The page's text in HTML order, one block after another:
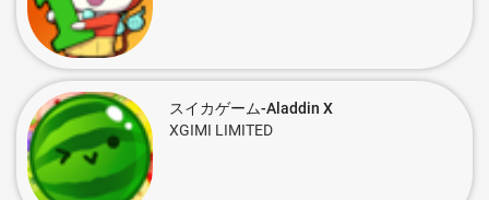
スイカゲーム-Aladdin X
XGIMI LIMITED